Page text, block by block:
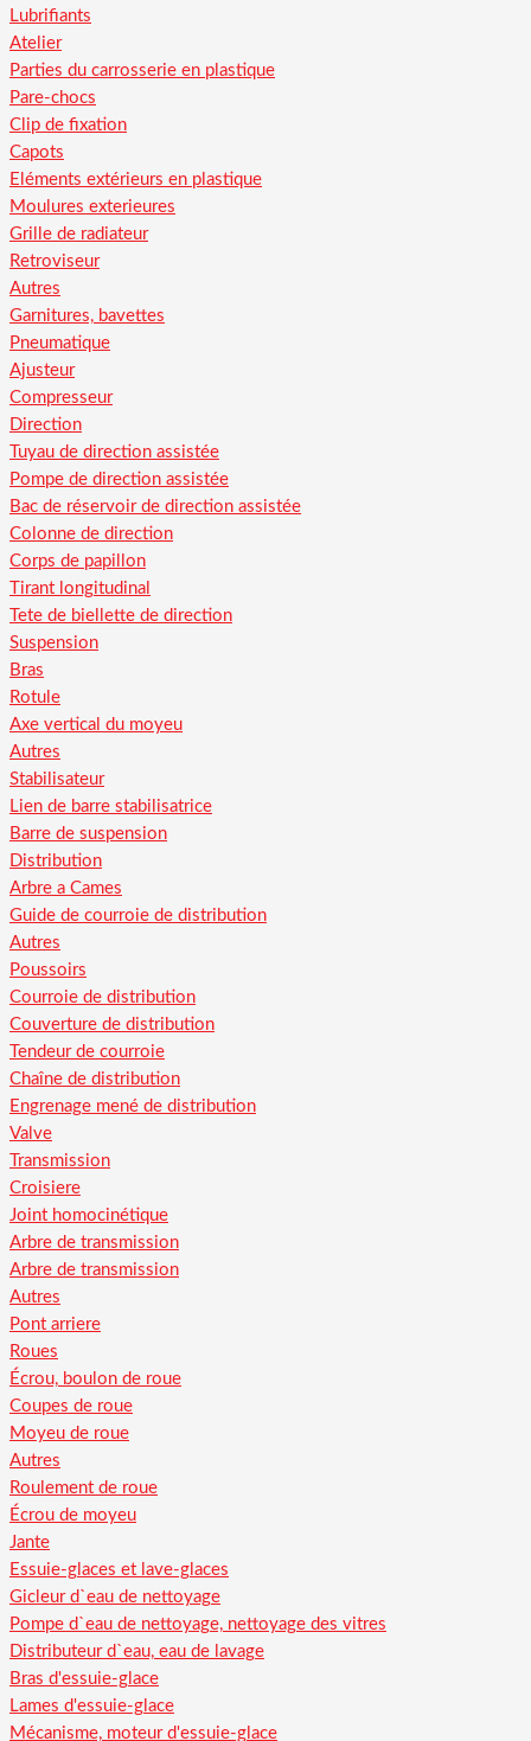
Lubrifiants
Atelier
Parties du carrosserie en plastique
Pare-chocs
Clip de fixation
Capots
Eléments extérieurs en plastique
Moulures exterieures
Grille de radiateur
Retroviseur
Autres
Garnitures, bavettes
Pneumatique
Ajusteur
Compresseur
Direction
Tuyau de direction assistée
Pompe de direction assistée
Bac de réservoir de direction assistée
Colonne de direction
Corps de papillon
Tirant longitudinal
Tete de biellette de direction
Suspension
Bras
Rotule
Axe vertical du moyeu
Autres
Stabilisateur
Lien de barre stabilisatrice
Barre de suspension
Distribution
Arbre a Cames
Guide de courroie de distribution
Autres
Poussoirs
Courroie de distribution
Couverture de distribution
Tendeur de courroie
Chaîne de distribution
Engrenage mené de distribution
Valve
Transmission
Croisiere
Joint homocinétique
Arbre de transmission
Arbre de transmission
Autres
Pont arriere
Roues
Écrou, boulon de roue
Coupes de roue
Moyeu de roue
Autres
Roulement de roue
Écrou de moyeu
Jante
Essuie-glaces et lave-glaces
Gicleur d`eau de nettoyage
Pompe d`eau de nettoyage, nettoyage des vitres
Distributeur d`eau, eau de lavage
Bras d'essuie-glace
Lames d'essuie-glace
Mécanisme, moteur d'essuie-glace